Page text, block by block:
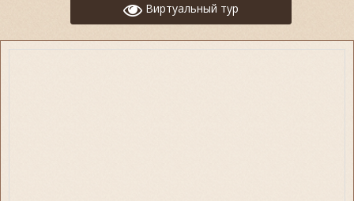
Виртуальный тур